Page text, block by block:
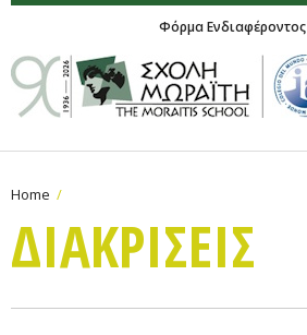
Φόρμα Ενδιαφέροντος
Home
ΔΙΑΚΡΙΣΕΙΣ